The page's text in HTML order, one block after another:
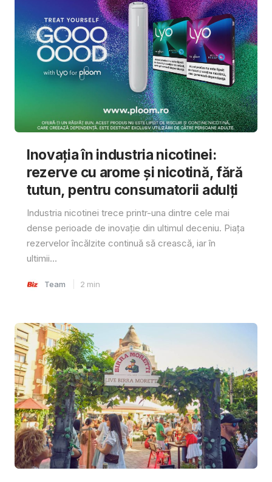
Inovația în industria nicotinei:
rezerve cu arome și nicotină, fără
tutun, pentru consumatorii adulți
Industria nicotinei trece printr-una dintre cele mai
dense perioade de inovație din ultimul deceniu. Piața
rezervelor încălzite continuă să crească, iar în
ultimii...
Team 2 min